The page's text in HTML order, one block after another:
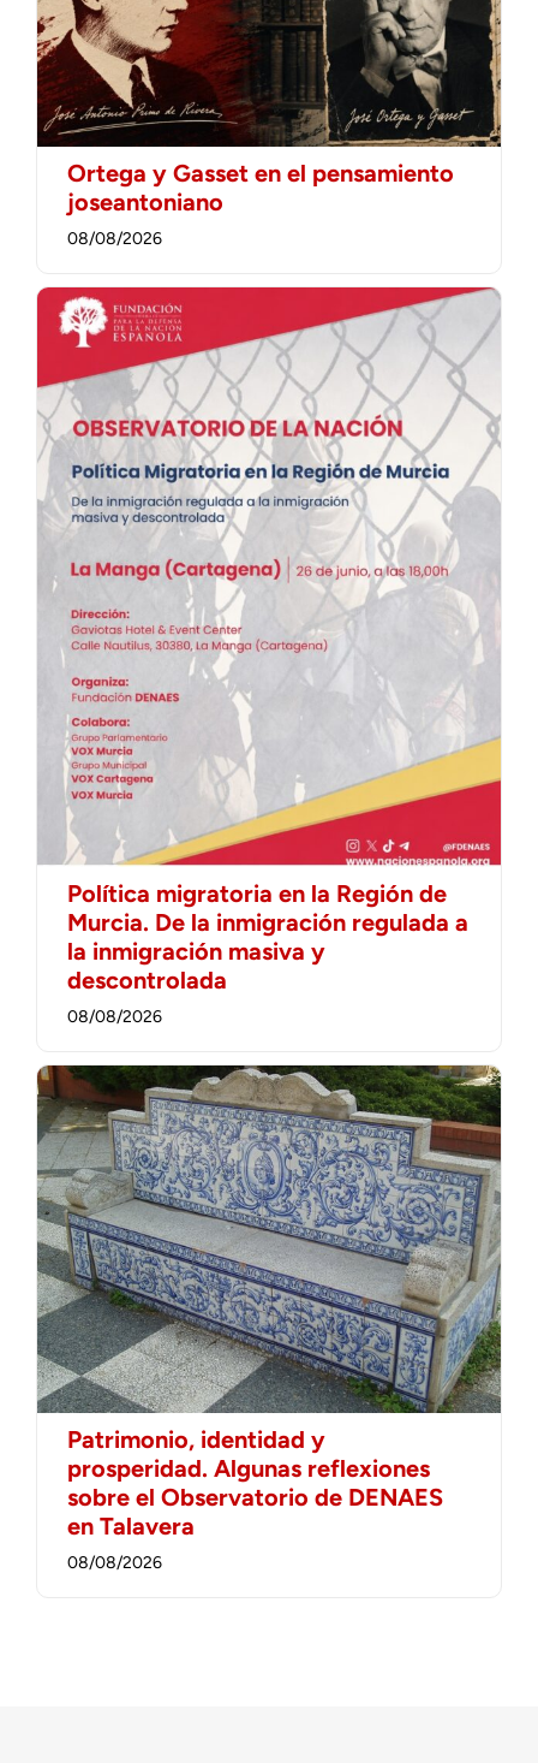
Ortega y Gasset en el pensamiento
joseantoniano
08/08/2026
Política migratoria en la Región de
Murcia. De la inmigración regulada a
la inmigración masiva y
descontrolada
08/08/2026
Patrimonio, identidad y
prosperidad. Algunas reflexiones
sobre el Observatorio de DENAES
en Talavera
08/08/2026